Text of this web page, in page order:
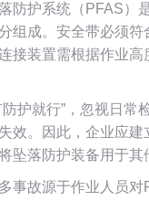
防护系统（PFAS）
组成。安全带必须
接装置需根据作业
护就行”，忽视日
效。因此，企业应
坠落防护装备用于其
事故源于作业人员